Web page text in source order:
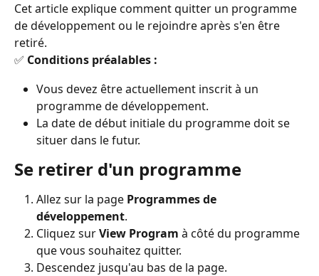
Cet article explique comment quitter un programme
de développement ou le rejoindre après s'en être
retiré.
✅ Conditions préalables :
Vous devez être actuellement inscrit à un
programme de développement.
La date de début initiale du programme doit se
situer dans le futur.
Se retirer d'un programme
Allez sur la page Programmes de
développement.
Cliquez sur View Program à côté du programme
que vous souhaitez quitter.
Descendez jusqu'au bas de la page.